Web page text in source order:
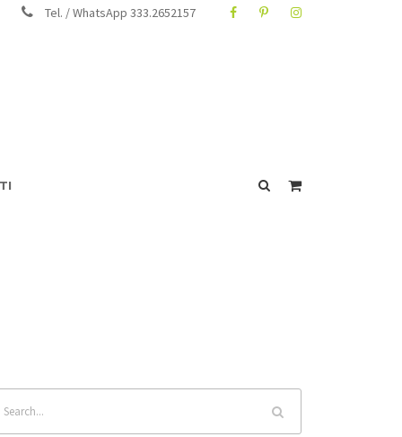
Tel. / WhatsApp 333.2652157